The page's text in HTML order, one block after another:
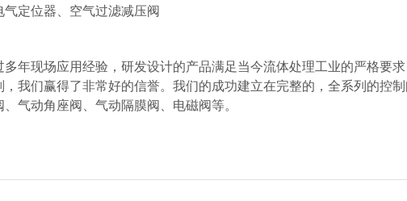
定位器、空气过滤减压阀
年现场应用经验，研发设计的产品满足当今流体处理工业的严格要
我们赢得了非常好的信誉。我们的成功建立在完整的，全系列的控
气动角座阀、气动隔膜阀、电磁阀等。